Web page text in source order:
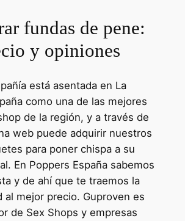
fundas de pene:
y opiniones
está asentada en La
como una de las mejores
de la región, y a través de
web puede adquirir nuestros
para poner chispa a su
En Poppers España sabemos
y de ahí que te traemos la
al mejor precio. Guproven es
de Sex Shops y empresas